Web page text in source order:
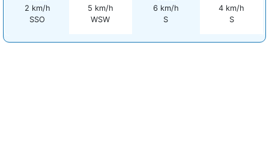
2 km/h
SSO
5 km/h
WSW
6 km/h
S
4 km/h
S